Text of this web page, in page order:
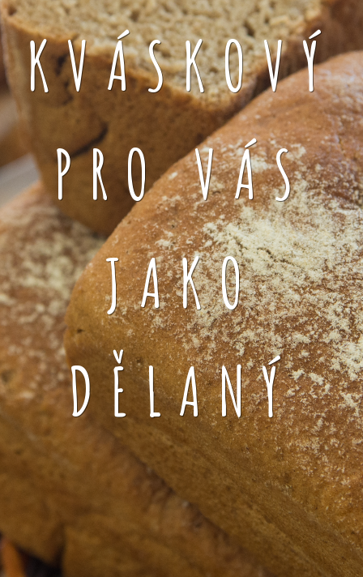
KVÁSKOVÝ
PRO VÁS
JAKO
DĚLANÝ